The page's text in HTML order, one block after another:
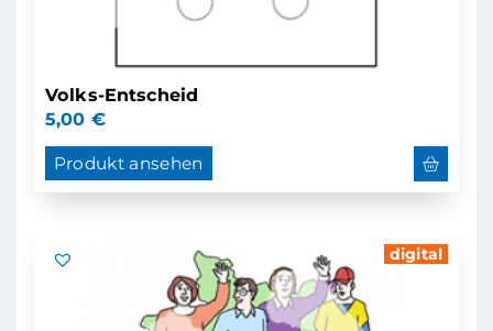
Volks-Entscheid
5,00 €
Produkt ansehen
digital